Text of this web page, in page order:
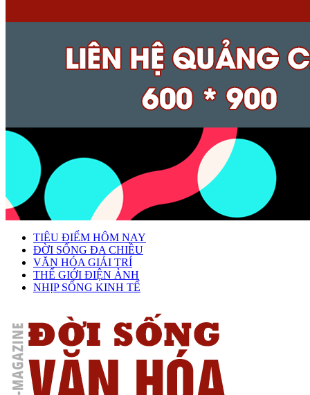
TIÊU ĐIỂM HÔM NAY
ĐỜI SỐNG ĐA CHIỀU
VĂN HÓA GIẢI TRÍ
THẾ GIỚI ĐIỆN ẢNH
NHỊP SỐNG KINH TẾ